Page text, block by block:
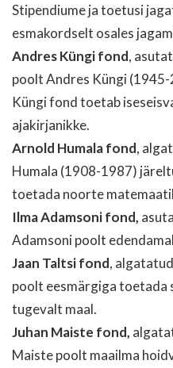
Stipendiume ja toetusi
esmakordselt osales
Andres Küngi fond,
poolt Andres Küngi
Küngi fond toetab
ajakirjanikke.
Arnold Humala fond,
Humala (1908-1987)
toetada noorte
Ilma Adamsoni fond,
Adamsoni poolt
Jaan Taltsi fond,
poolt eesmärgiga toetada
tugevalt maal.
Juhan Maiste fond,
Maiste poolt maailma